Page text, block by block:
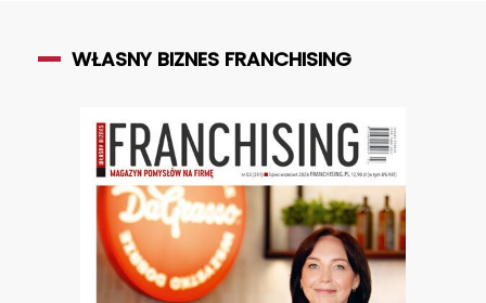
WŁASNY BIZNES FRANCHISING